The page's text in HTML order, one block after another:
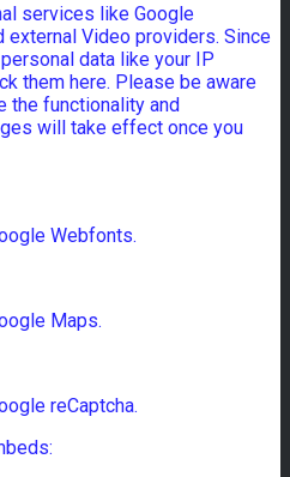
services like Google
external Video providers. Since
data like your IP
them here. Please be aware
the functionality and
will take effect once you
Webfonts.
Maps.
reCaptcha.